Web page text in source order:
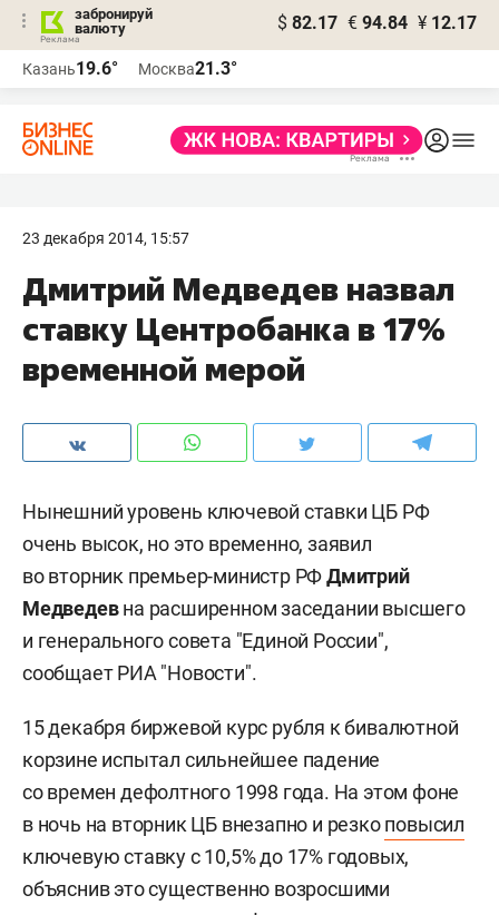
забронируй
валюту
$ 82.17 € 94.84 ¥ 12.17
Казань19.6° Москва21.3°
23 декабря 2014, 15:57
Дмитрий Медведев назвал
ставку Центробанка в 17%
временной мерой
Нынешний уровень ключевой ставки ЦБ РФ
очень высок, но это временно, заявил
во вторник премьер-министр РФДмитрий
Медведевна расширенном заседании высшего
и генерального совета "Единой России",
сообщает РИА "Новости".
15 декабря биржевой курс рубля к бивалютной
корзине испытал сильнейшее падение
со времен дефолтного 1998 года. На этом фоне
в ночь на вторник ЦБ внезапно и резкоповысил
ключевую ставку с 10,5% до 17% годовых,
объяснив это существенно возросшими